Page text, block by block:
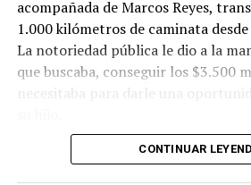
acompañada de Marcos Reyes,
1.000 kilómetros de caminata
La notoriedad pública le dio a la
que buscaba, conseguir los $3.500
necesitaba para darle una
La solidaridad y empatía de los
CONTINUAR